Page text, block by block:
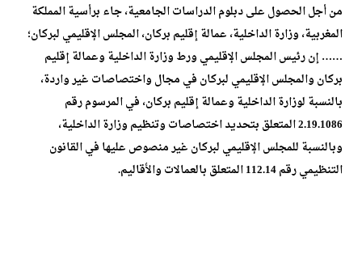
من أجل الحصول على دبلوم الدراسات الجامعية، جاء برأسية المملكة
المغربية، وزارة الداخلية، عمالة إقليم بركان، المجلس الإقليمي لبركان؛
…… إن رئيس المجلس الإقليمي ورط وزارة الداخلية وعمالة إقليم
بركان والمجلس الإقليمي لبركان في مجال واختصاصات غير واردة،
بالنسبة لوزارة الداخلية وعمالة إقليم بركان، في المرسوم رقم
2.19.1086 المتعلق بتحديد اختصاصات وتنظيم وزارة الداخلية،
وبالنسبة للمجلس الإقليمي لبركان غير منصوص عليها في القانون
التنظيمي رقم 112.14 المتعلق بالعمالات والأقاليم.